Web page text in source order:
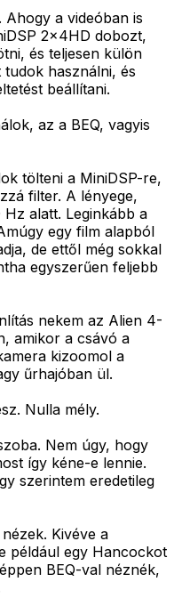
a videóban is
2x4HD dobozt,
és teljesen külön
használni, és
beállítani.
az a BEQ, vagyis
tölteni a MiniDSP-re,
filter. A lényege,
alatt. Leginkább a
egy film alapból
de ettől még sokkal
egyszerűen feljebb
nekem az Alien 4-
amikor a csávó a
kizoomol a
űrhajóban ül.
Nulla mély.
Nem úgy, hogy
így kéne-e lennie.
szerintem eredetileg
Kivéve a
például egy Hancockot
BEQ-val néznék,